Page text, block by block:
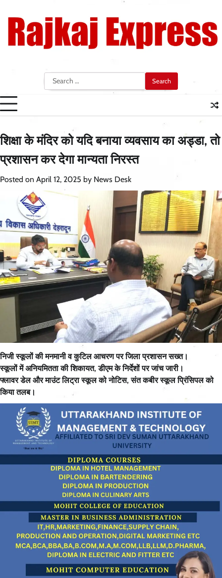
content
Search
for:
शिक्षा के मंदिर को यदि बनाया व्यवसाय का अड्डा, तो
प्रशासन कर देगा मान्यता निरस्त
Posted on April 12, 2025 by News Desk
निजी स्कूलों की मनमानी व कुटिल आचरण पर जिला प्रशासन सख्त।
स्कूलों में अनियमितता की शिकायत, डीएम के निर्देशों पर जांच जारी।
फ्लावर डेल और माउंट लिट्रा स्कूल को नोटिस, संत कबीर स्कूल प्रिंसिपल को
किया तलब।